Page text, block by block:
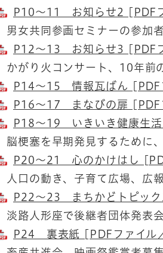
P10～11 お知らせ2 [PDF
男女共同参画セミナーの参加
P12～13 お知らせ3 [PDF
かがり火コンサート、10年前
P14～15 情報瓦ばん [PDF
P16～17 まなびの扉 [PDF
P18～19 いきいき健康生
脳梗塞を早期発見するために
P20～21 心のかけはし
人口の動き、子育て広場、広
P22～23 まちかどトピッ
淡路人形座で後継者団体発表
P24 裏表紙 [PDFファイル